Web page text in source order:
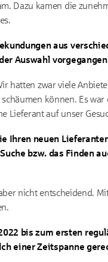
Dazu kamen die
aus
Auswahl
hatten zwar viele
können. Es war
Lieferant auf unser
Ihren neuen
bzw. das Finden
nicht entscheidend.
bis zum ersten
einer Zeitspanne